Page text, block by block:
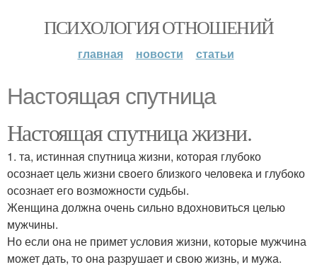
ПСИХОЛОГИЯ ОТНОШЕНИЙ
главная новости статьи
Настоящая спутница
Настоящая спутница жизни.
1. та, истинная спутница жизни, которая глубоко
осознает цель жизни своего близкого человека и глубоко
осознает его возможности судьбы.
Женщина должна очень сильно вдохновиться целью
мужчины.
Но если она не примет условия жизни, которые мужчина
может дать, то она разрушает и свою жизнь, и мужа.